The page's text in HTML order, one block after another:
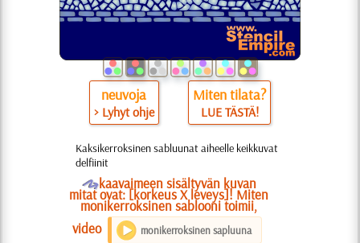
neuvoja
> Lyhyt ohje
Miten tilata?
LUE TÄSTÄ!
Kaksikerroksinen sabluunat aiheelle keikkuvat
delfiinit
Okaavaimeen sisältyvän kuvan
mitat ovat: [korkeus X leveys]! Miten
monikerroksinen sablooni toimii,
video
monikerroksinen sapluuna